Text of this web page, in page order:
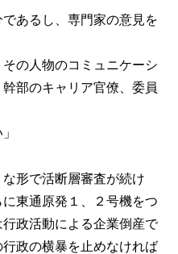
あるし、専門家の意見を
の人物のコミュニケーシ
部のキャリア官僚、委員
形で活断層審査が続け
東通原発１、２号機をつ
政活動による企業倒産で
政の横暴を止めなければ